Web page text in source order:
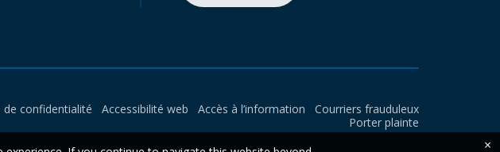
de confidentialité Accessibilité web Accès à l’information
Courriers frauduleux
Porter plainte
×